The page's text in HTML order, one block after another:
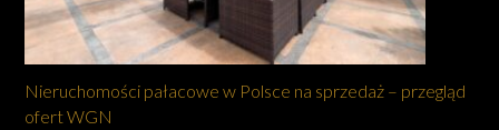
Nieruchomości pałacowe w Polsce na sprzedaż – przegląd
ofert WGN